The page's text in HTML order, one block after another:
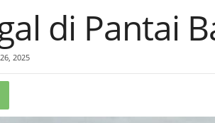
di Pantai
2025